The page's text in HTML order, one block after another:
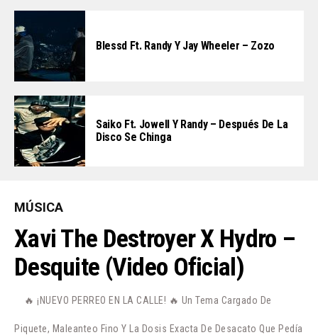
Blessd Ft. Randy Y Jay Wheeler – Zozo
Saiko Ft. Jowell Y Randy – Después De La
Disco Se Chinga
MÚSICA
Xavi The Destroyer X Hydro –
Desquite (Video Oficial)
🔥 ¡NUEVO PERREO EN LA CALLE! 🔥 Un Tema Cargado De
Piquete, Maleanteo Fino Y La Dosis Exacta De Desacato Que Pedía